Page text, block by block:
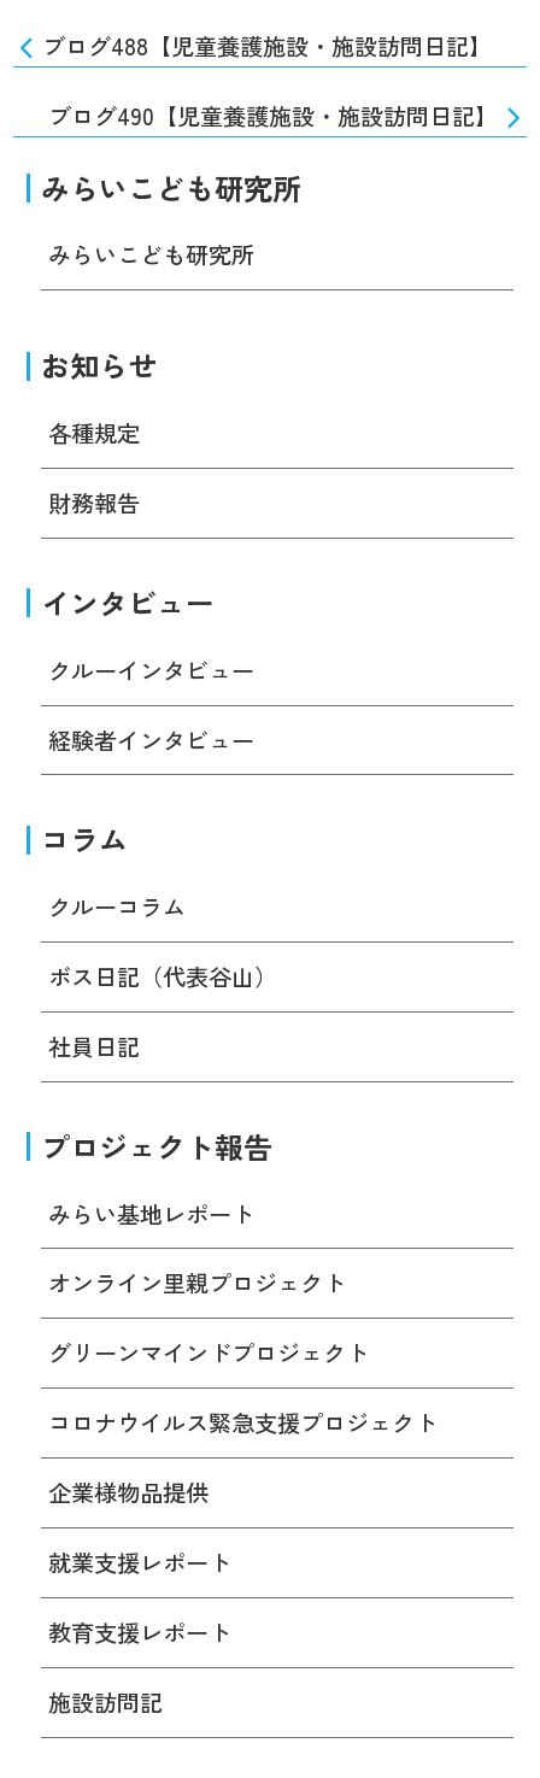
ブログ488【児童養護施設・施設訪問日記】
ブログ490【児童養護施設・施設訪問日記】
みらいこども研究所
みらいこども研究所
お知らせ
各種規定
財務報告
インタビュー
クルーインタビュー
経験者インタビュー
コラム
クルーコラム
ボス日記（代表谷山）
社員日記
プロジェクト報告
みらい基地レポート
オンライン里親プロジェクト
グリーンマインドプロジェクト
コロナウイルス緊急支援プロジェクト
企業様物品提供
就業支援レポート
教育支援レポート
施設訪問記